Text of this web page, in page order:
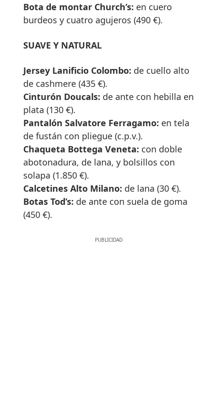
Bota de montar Church’s: en cuero
burdeos y cuatro agujeros (490 €).
SUAVE Y NATURAL
Jersey Lanificio Colombo: de cuello alto
de cashmere (435 €).
Cinturón Doucals: de ante con hebilla en
plata (130 €).
Pantalón Salvatore Ferragamo: en tela
de fustán con pliegue (c.p.v.).
Chaqueta Bottega Veneta: con doble
abotonadura, de lana, y bolsillos con
solapa (1.850 €).
Calcetines Alto Milano: de lana (30 €).
Botas Tod’s: de ante con suela de goma
(450 €).